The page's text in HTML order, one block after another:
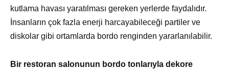
kutlama havası yaratılması gereken yerlerde faydalıdır.
İnsanların çok fazla enerji harcayabileceği partiler ve
diskolar gibi ortamlarda bordo renginden yararlanılabilir.
Bir restoran salonunun bordo tonlarıyla dekore